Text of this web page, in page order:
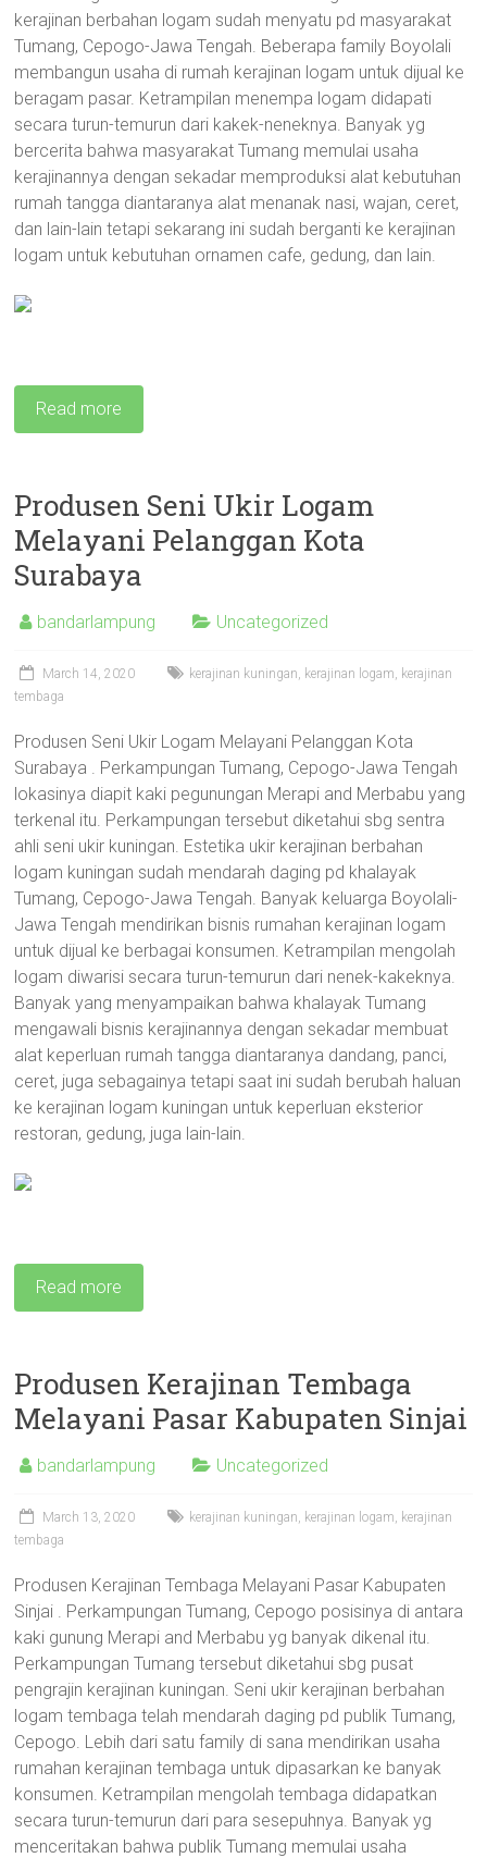
kerajinan berbahan logam sudah menyatu pd masyarakat
Tumang, Cepogo-Jawa Tengah. Beberapa family Boyolali
membangun usaha di rumah kerajinan logam untuk dijual ke
beragam pasar. Ketrampilan menempa logam didapati
secara turun-temurun dari kakek-neneknya. Banyak yg
bercerita bahwa masyarakat Tumang memulai usaha
kerajinannya dengan sekadar memproduksi alat kebutuhan
rumah tangga diantaranya alat menanak nasi, wajan, ceret,
dan lain-lain tetapi sekarang ini sudah berganti ke kerajinan
logam untuk kebutuhan ornamen cafe, gedung, dan lain.
Read more
Produsen Seni Ukir Logam
Melayani Pelanggan Kota
Surabaya
bandarlampung Uncategorized
March 14, 2020 kerajinan kuningan, kerajinan logam, kerajinan
tembaga
Produsen Seni Ukir Logam Melayani Pelanggan Kota
Surabaya . Perkampungan Tumang, Cepogo-Jawa Tengah
lokasinya diapit kaki pegunungan Merapi and Merbabu yang
terkenal itu. Perkampungan tersebut diketahui sbg sentra
ahli seni ukir kuningan. Estetika ukir kerajinan berbahan
logam kuningan sudah mendarah daging pd khalayak
Tumang, Cepogo-Jawa Tengah. Banyak keluarga Boyolali-
Jawa Tengah mendirikan bisnis rumahan kerajinan logam
untuk dijual ke berbagai konsumen. Ketrampilan mengolah
logam diwarisi secara turun-temurun dari nenek-kakeknya.
Banyak yang menyampaikan bahwa khalayak Tumang
mengawali bisnis kerajinannya dengan sekadar membuat
alat keperluan rumah tangga diantaranya dandang, panci,
ceret, juga sebagainya tetapi saat ini sudah berubah haluan
ke kerajinan logam kuningan untuk keperluan eksterior
restoran, gedung, juga lain-lain.
Read more
Produsen Kerajinan Tembaga
Melayani Pasar Kabupaten Sinjai
bandarlampung Uncategorized
March 13, 2020 kerajinan kuningan, kerajinan logam, kerajinan
tembaga
Produsen Kerajinan Tembaga Melayani Pasar Kabupaten
Sinjai . Perkampungan Tumang, Cepogo posisinya di antara
kaki gunung Merapi and Merbabu yg banyak dikenal itu.
Perkampungan Tumang tersebut diketahui sbg pusat
pengrajin kerajinan kuningan. Seni ukir kerajinan berbahan
logam tembaga telah mendarah daging pd publik Tumang,
Cepogo. Lebih dari satu family di sana mendirikan usaha
rumahan kerajinan tembaga untuk dipasarkan ke banyak
konsumen. Ketrampilan mengolah tembaga didapatkan
secara turun-temurun dari para sesepuhnya. Banyak yg
menceritakan bahwa publik Tumang memulai usaha